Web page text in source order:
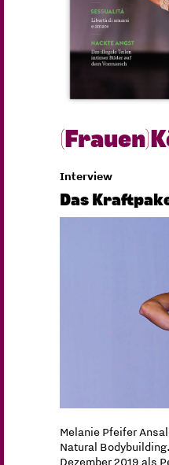
Interview
Das
Melanie Pfeifer
Natural
Dezember 2019 als